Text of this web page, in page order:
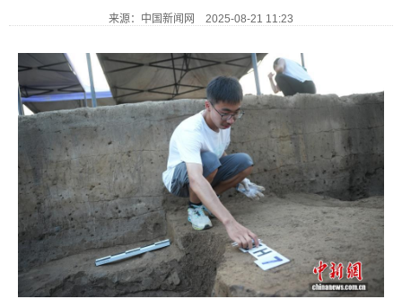
来源：中国新闻网 2025-08-21 11:23